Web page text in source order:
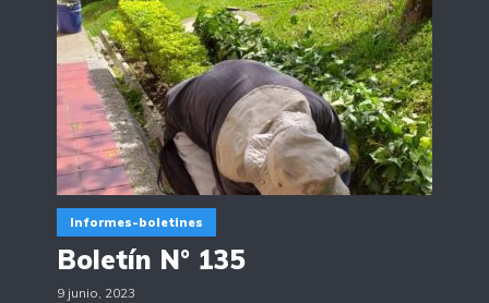
Informes-boletines
Boletín N° 135
9 junio, 2023